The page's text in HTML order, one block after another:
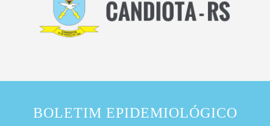
BOLETIM EPIDEMIOLÓGICO